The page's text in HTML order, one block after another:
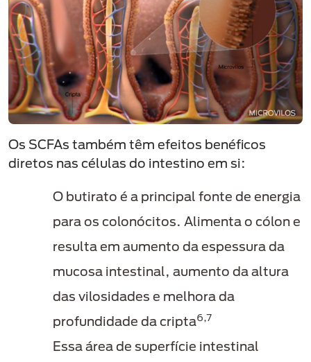
Os SCFAs também têm efeitos benéficos
diretos nas células do intestino em si:
O butirato é a principal fonte de energia
para os colonócitos. Alimenta o cólon e
resulta em aumento da espessura da
mucosa intestinal, aumento da altura
das vilosidades e melhora da
profundidade da cripta6,7
Essa área de superfície intestinal